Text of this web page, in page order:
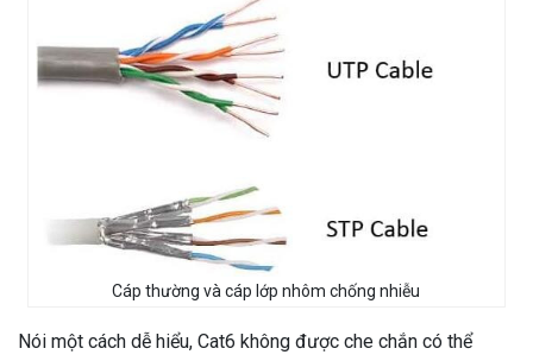
Cáp thường và cáp lớp nhôm chống nhiễu
Nói một cách dễ hiểu, Cat6 không được che chắn có thể